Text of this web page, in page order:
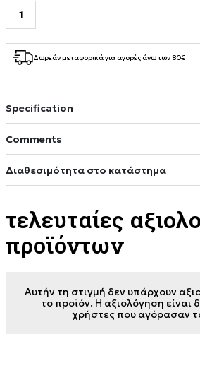
Δωρεάν μεταφορικά για αγορές άνω των 80€
Specification
Comments
Διαθεσιμότητα στο κατάστημα
τελευταίες
προϊόντων
Αυτήν τη στιγμή δεν υπάρχουν
το προϊόν. Η αξιολόγηση είναι
χρήστες που αγόρασαν